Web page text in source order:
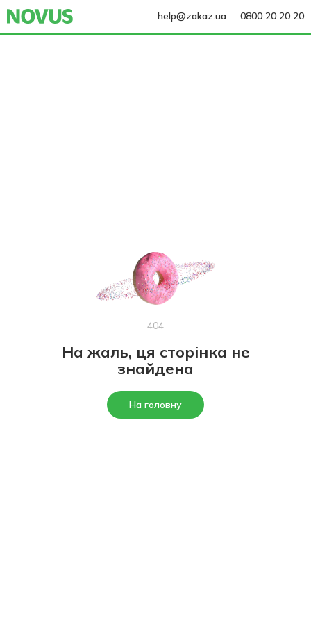
help@zakaz.ua 0800 20 20 20
404
На жаль, ця сторінка не
знайдена
На головну